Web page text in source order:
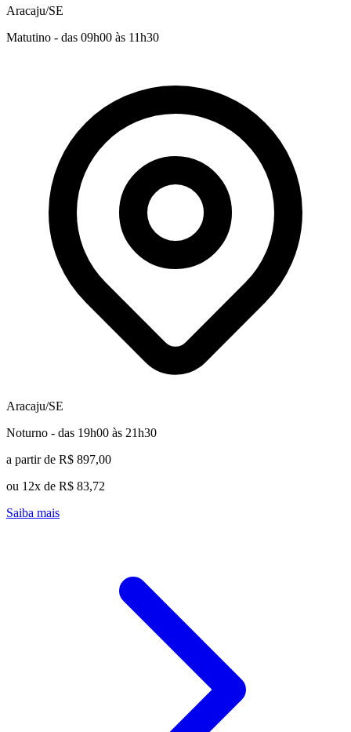
Aracaju/SE
Matutino - das 09h00 às 11h30
Aracaju/SE
Noturno - das 19h00 às 21h30
a partir de R$ 897,00
ou 12x de R$ 83,72
Saiba mais